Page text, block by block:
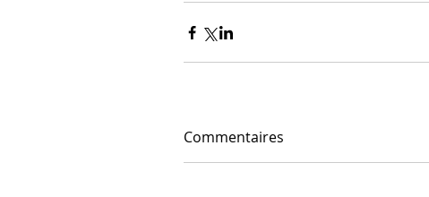
Commentaires